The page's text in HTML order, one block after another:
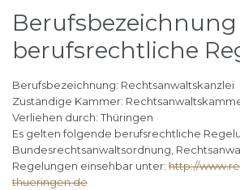
berufsrechtliche
Berufsbezeichnung: Rechtsanwaltskanzlei
Zuständige Kammer:
Verliehen durch: Thüringen
Es gelten folgende berufsrechtliche
Bundesrechtsanwaltsordnung,
Regelungen einsehbar unter: http://
thueringen.de